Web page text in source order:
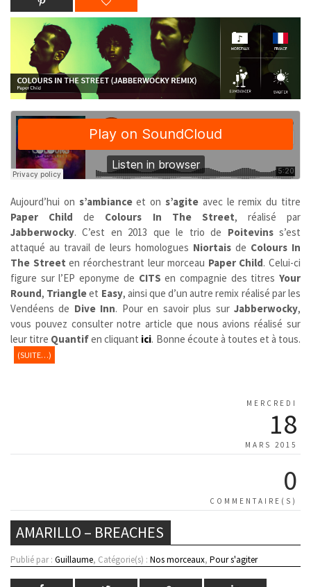
Aujourd’hui on s’ambianceet ons’agite avec le remix du titre
Paper Child de Colours In The Street, réalisé par
Jabberwocky. C’est en 2013 que le trio de Poitevinss’est
attaqué au travail de leurs homologues Niortais de Colours In
The Street en réorchestrant leur morceau Paper Child. Celui-ci
figure sur l’EP eponyme de CITS en compagnie des titres Your
Round, Triangleet Easy, ainsi que d’un autre remix réalisé par les
Vendéens de Dive Inn. Pour en savoir plus surJabberwocky,
vous pouvez consulter notre article que nous avions réalisé sur
leur titre Quantifen cliquant ici. Bonne écoute à toutes et à tous.
(SUITE…)
MERCREDI
18
MARS 2015
0
COMMENTAIRE(S)
AMARILLO – BREACHES
Publié par : Guillaume, Catégorie(s) : Nos morceaux, Pour s'agiter